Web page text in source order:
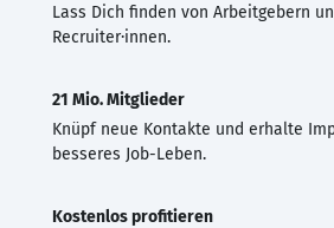
Lass Dich finden von Arbeitgebern
Recruiter·innen.
21 Mio. Mitglieder
Knüpf neue Kontakte und erhalte
besseres Job-Leben.
Kostenlos profitieren